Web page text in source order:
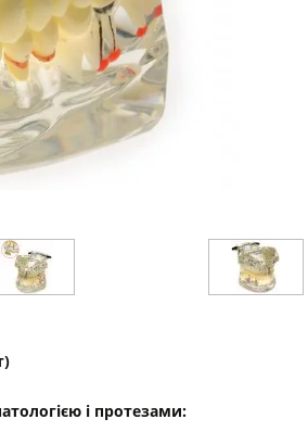
і протезами: